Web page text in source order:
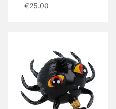
€25.00